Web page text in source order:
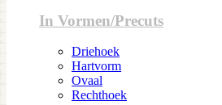
In Vormen/Precuts
Driehoek
Hartvorm
Ovaal
Rechthoek